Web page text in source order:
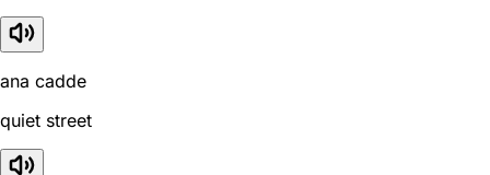
ana cadde
quiet street